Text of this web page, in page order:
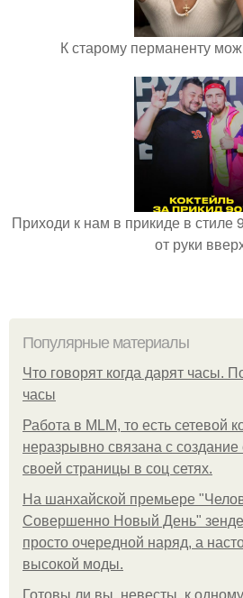
К старому перманенту
Приходи к нам в прикиде в стиле
от руки
Популярные материалы
Что говорят когда дарят часы.
часы
Работа в MLM, то есть сетевой
неразрывно связана с создание
своей страницы в соц сетях.
На шанхайской премьере
Совершенно Новый День"
просто очередной наряд, а
высокой моды.